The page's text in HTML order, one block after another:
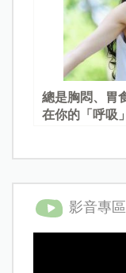
總是胸悶、胃
在你的「呼吸
影音專區